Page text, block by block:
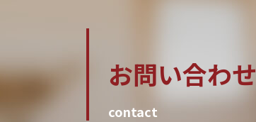
お問い合わせ
contact